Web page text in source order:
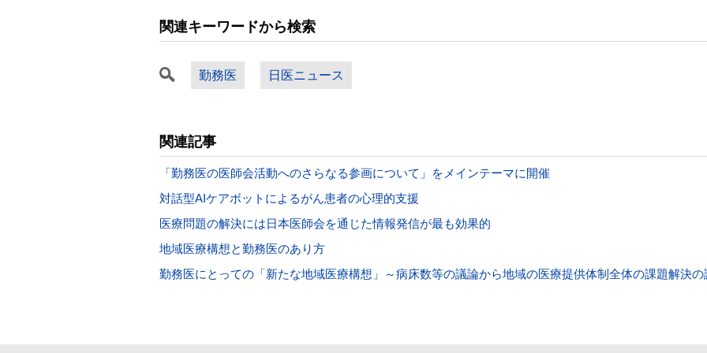
関連キーワードから検索
勤務医 日医ニュース
関連記事
「勤務医の医師会活動へのさらなる参画について」をメインテーマに開催
対話型AIケアボットによるがん患者の心理的支援
医療問題の解決には日本医師会を通じた情報発信が最も効果的
地域医療構想と勤務医のあり方
勤務医にとっての「新たな地域医療構想」～病床数等の議論から地域の医療提供体制全体の課題解決の